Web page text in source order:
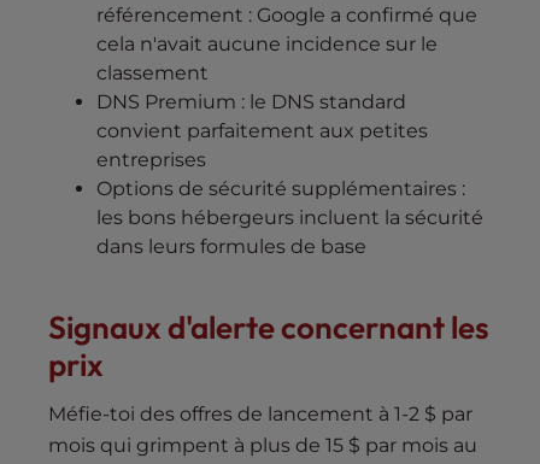
référencement : Google a confirmé que
cela n'avait aucune incidence sur le
classement
DNS Premium : le DNS standard
convient parfaitement aux petites
entreprises
Options de sécurité supplémentaires :
les bons hébergeurs incluent la sécurité
dans leurs formules de base
Signaux d'alerte concernant les
prix
Méfie-toi des offres de lancement à 1-2 $ par
mois qui grimpent à plus de 15 $ par mois au